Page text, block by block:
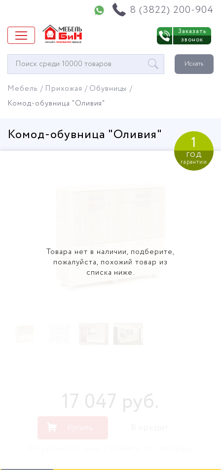
8 (3822) 200-904
Заказать
звонок
Окно
поиска
Искать
Мебель Прихожая
Обувницы
Комод-обувница "Оливия"
Комод-обувница "Оливия" 1
год
гарантии
Товара нет в наличии, подберите,
пожалуйста, похожий товар из
списка ниже.
17 047 руб.